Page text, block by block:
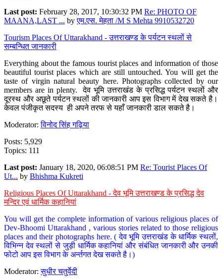
Last post: February 28, 2017, 10:30:32 PM Re: PHOTO OF
MAANA,LAST ... byएम.एस. मेहता /M S Mehta 9910532720
Tourism Places Of Uttarakhand - उत्तराखण्ड के पर्यटन स्थलों से
सम्बन्धित जानकारी
Everything about the famous tourist places and information of those
beautiful tourist places which are still untouched. You will get the
taste of virgin natural beauty here. Photographs collected by our
members are in plenty. देव भूमि उत्तराखंड के प्रसिद्ध पर्यटन स्थलों और
दूरस्थ और अछूते पर्यटन स्थलों की जानकारी आप इस विभाग में देख सकते है।
केवल पंजीकृत सदस्य ही अपने तरफ से यहाँ जानकारी डाल सकते है।
Moderator:विनोद सिंह गढ़िया
Posts: 5,929
Topics: 111
Last post: January 18, 2020, 06:08:51 PM Re: Tourist Places Of
Ut... by Bhishma Kukreti
Religious Places Of Uttarakhand - देव भूमि उत्तराखण्ड के प्रसिद्ध देव
मन्दिर एवं धार्मिक कहानियां
You will get the complete information of various religious places of
Dev-Bhoomi Uttarakhand , various stories related to those religious
places and their photographs here. ( देव भूमि उत्तराखंड के धार्मिक स्थलों,
विभिन्न देव स्थलों से जुड़ी धार्मिक कहानियां और संबंधित जानकारी और उनकी
फोटो आप इस विभाग के अर्न्तगत देख सकते है।)
Moderator:सुधीर चतुर्वेदी